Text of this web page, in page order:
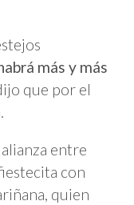
más y más
que por el
entre
con
quien